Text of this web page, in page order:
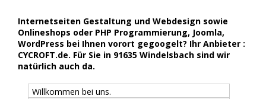
Internetseiten Gestaltung und Webdesign sowie
Onlineshops oder PHP Programmierung, Joomla,
WordPress bei Ihnen vorort gegoogelt? Ihr Anbieter :
CYCROFT.de. Für Sie in 91635 Windelsbach sind wir
natürlich auch da.
Willkommen bei uns.